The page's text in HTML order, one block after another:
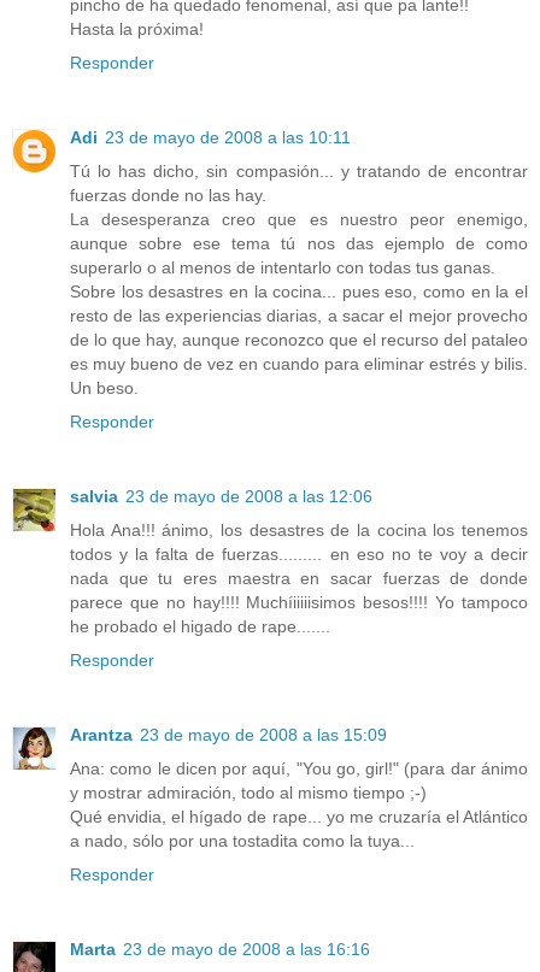
pincho de ha quedado fenomenal, así que pa lante!!
Hasta la próxima!
Responder
Adi 23 de mayo de 2008 a las 10:11
Tú lo has dicho, sin compasión... y tratando de encontrar
fuerzas donde no las hay.
La desesperanza creo que es nuestro peor enemigo,
aunque sobre ese tema tú nos das ejemplo de como
superarlo o al menos de intentarlo con todas tus ganas.
Sobre los desastres en la cocina... pues eso, como en la el
resto de las experiencias diarias, a sacar el mejor provecho
de lo que hay, aunque reconozco que el recurso del pataleo
es muy bueno de vez en cuando para eliminar estrés y bilis.
Un beso.
Responder
salvia 23 de mayo de 2008 a las 12:06
Hola Ana!!! ánimo, los desastres de la cocina los tenemos
todos y la falta de fuerzas......... en eso no te voy a decir
nada que tu eres maestra en sacar fuerzas de donde
parece que no hay!!!! Muchíiiiiisimos besos!!!! Yo tampoco
he probado el higado de rape.......
Responder
Arantza 23 de mayo de 2008 a las 15:09
Ana: como le dicen por aquí, "You go, girl!" (para dar ánimo
y mostrar admiración, todo al mismo tiempo ;-)
Qué envidia, el hígado de rape... yo me cruzaría el Atlántico
a nado, sólo por una tostadita como la tuya...
Responder
Marta 23 de mayo de 2008 a las 16:16